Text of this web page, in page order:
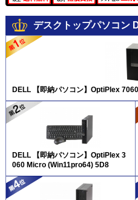
デスクトップパソコン
DELL 【即納パソコン】OptiPlex
DELL 【即納パソコン】OptiPlex 3
060 Micro (Win11pro64) 5D8